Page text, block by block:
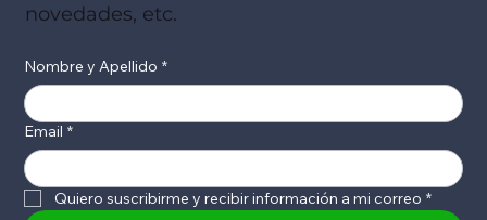
novedades, etc.
Nombre y Apellido *
Email *
Quiero suscribirme y recibir información a mi correo *